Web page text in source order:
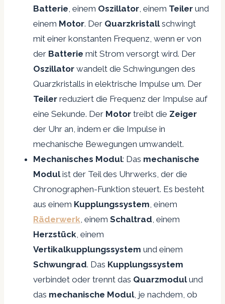
Batterie, einem Oszillator, einem Teiler und
einem Motor. Der Quarzkristallschwingt
mit einer konstanten Frequenz, wenn er von
der Batterie mit Strom versorgt wird. Der
Oszillator wandelt die Schwingungen des
Quarzkristalls in elektrische Impulse um. Der
Teiler reduziert die Frequenz der Impulse auf
eine Sekunde. Der Motor treibt die Zeiger
der Uhr an, indem er die Impulse in
mechanische Bewegungen umwandelt.
Mechanisches Modul: Das mechanische
Modulist der Teil des Uhrwerks, der die
Chronographen-Funktion steuert. Es besteht
aus einem Kupplungssystem, einem
Räderwerk, einem Schaltrad, einem
Herzstück, einem
Vertikalkupplungssystem und einem
Schwungrad. Das Kupplungssystem
verbindet oder trennt das Quarzmodulund
das mechanische Modul, je nachdem, ob